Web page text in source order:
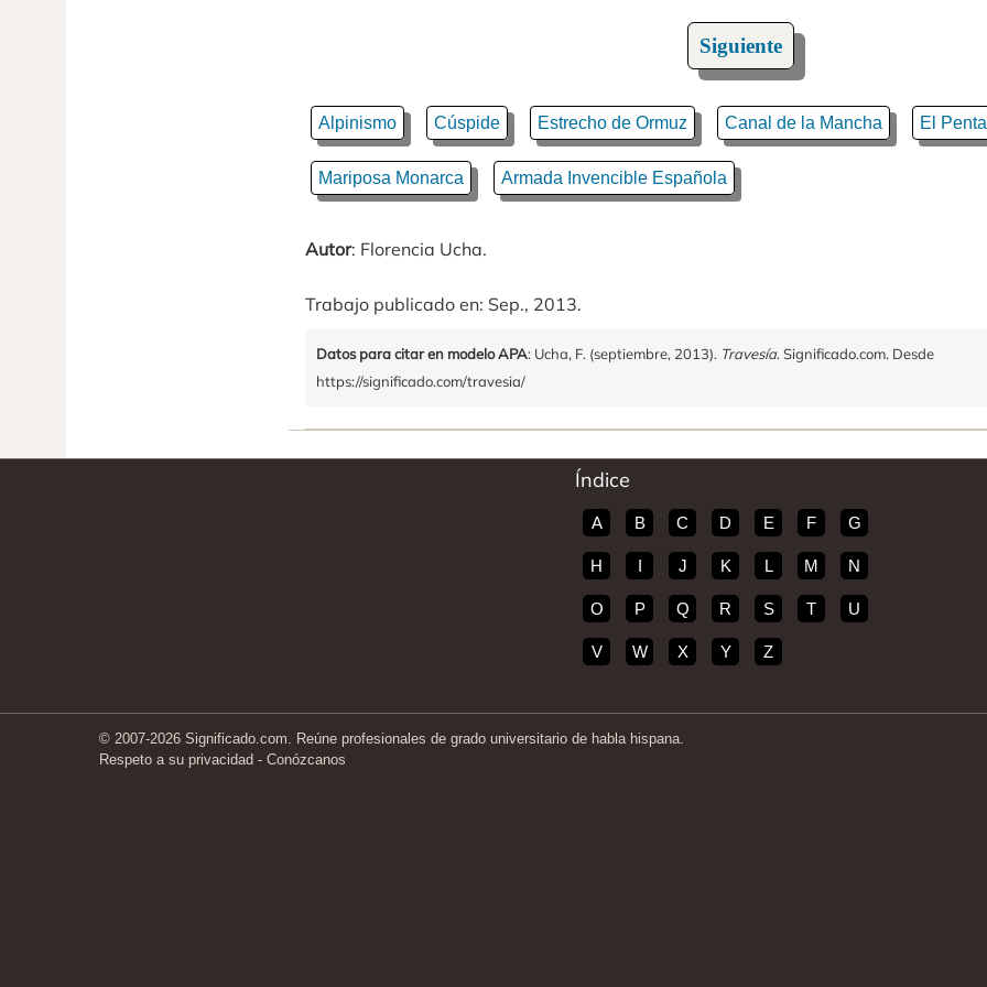
Siguiente
Alpinismo Cúspide Estrecho de Ormuz Canal de la Mancha El
Mariposa Monarca Armada Invencible Española
Autor: Florencia Ucha.
Trabajo publicado en: Sep., 2013.
Datos para citar en modelo APA: Ucha, F. (septiembre, 2013). Travesía. Significado.com. Desde
https://significado.com/travesia/
Índice
A B C D E F G
H I J K L M N
O P Q R S T U
V W X Y Z
© 2007-2026 Significado.com. Reúne profesionales de grado universitario de habla hispana.
Respeto a su privacidad - Conózcanos